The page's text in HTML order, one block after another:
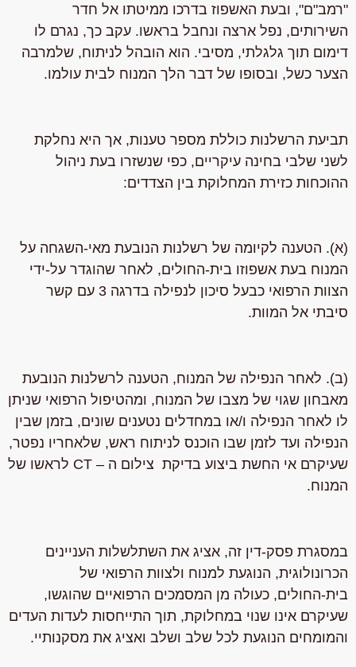
"רמב"ם", ובעת האשפוז בדרכו ממיטתו אל חדר
השירותים, נפל ארצה ונחבל בראשו. עקב כך, נגרם לו
דימום תוך גלגלתי, מסיבי. הוא הובהל לניתוח, שלמרבה
הצער כשל, ובסופו של דבר הלך המנוח לבית עולמו.
תביעת הרשלנות כוללת מספר טענות, אך היא נחלקת
לשני שלבי בחינה עיקריים, כפי שנשזרו בעת ניהול
ההוכחות כזירת המחלוקת בין הצדדים:
(א). הטענה לקיומה של רשלנות הנובעת מאי-השגחה על
המנוח בעת אשפוזו בית-החולים, לאחר שהוגדר על-ידי
הצוות הרפואי כבעל סיכון לנפילה בדרגה 3 עם קשר
סיבתי אל המוות.
(ב). לאחר הנפילה של המנוח, הטענה לרשלנות הנובעת
מאבחון שגוי של מצבו של המנוח, ומהטיפול הרפואי שניתן
לו לאחר הנפילה ו/או במחדלים נטענים שונים, בזמן שבין
הנפילה ועד לזמן שבו הוכנס לניתוח ראש, שלאחריו נפטר,
שעיקרם אי החשת ביצוע בדיקת צילום ה – CT לראשו של
המנוח.
במסגרת פסק-דין זה, אציג את השתלשלות העניינים
הכרונולוגית, הנוגעת למנוח ולצוות הרפואי של
בית-החולים, כעולה מן המסמכים הרפואיים שהוגשו,
שעיקרם אינו שנוי במחלוקת, תוך התייחסות לעדות העדים
והמומחים הנוגעת לכל שלב ושלב ואציג את מסקנותיי.